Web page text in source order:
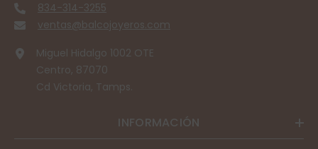
834-314-3255
ventas@balcojoyeros.com
Miguel Hidalgo 1002 OTE
Centro, 87070
Cd Victoria, Tamps.
INFORMACIÓN